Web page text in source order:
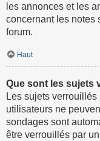
les annonces et les
concernant les notes
forum.
Haut
Que sont les sujets
Les sujets
utilisateurs ne
sondages sont
être verrouillés par